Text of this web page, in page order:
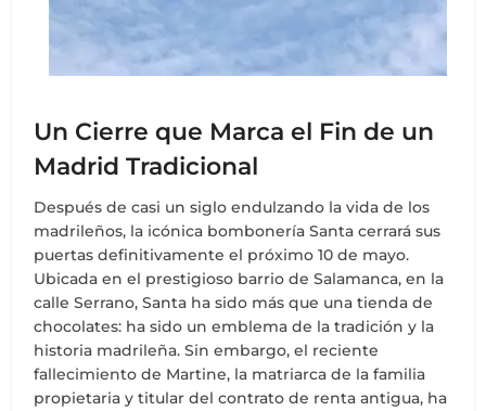
Un Cierre que Marca el Fin de un
Madrid Tradicional
Después de casi un siglo endulzando la vida de los
madrileños, la icónica bombonería Santa cerrará sus
puertas definitivamente el próximo 10 de mayo.
Ubicada en el prestigioso barrio de Salamanca, en la
calle Serrano, Santa ha sido más que una tienda de
chocolates: ha sido un emblema de la tradición y la
historia madrileña. Sin embargo, el reciente
fallecimiento de Martine, la matriarca de la familia
propietaria y titular del contrato de renta antigua, ha